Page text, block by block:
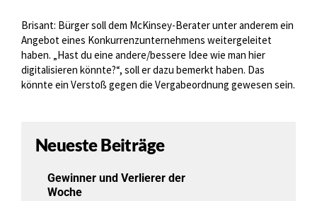
Brisant: Bürger soll dem McKinsey-Berater unter anderem ein
Angebot eines Konkurrenzunternehmens weitergeleitet
haben. „Hast du eine andere/bessere Idee wie man hier
digitalisieren könnte?“, soll er dazu bemerkt haben. Das
könnte ein Verstoß gegen die Vergabeordnung gewesen sein.
Neueste Beiträge
Gewinner und Verlierer der
Woche